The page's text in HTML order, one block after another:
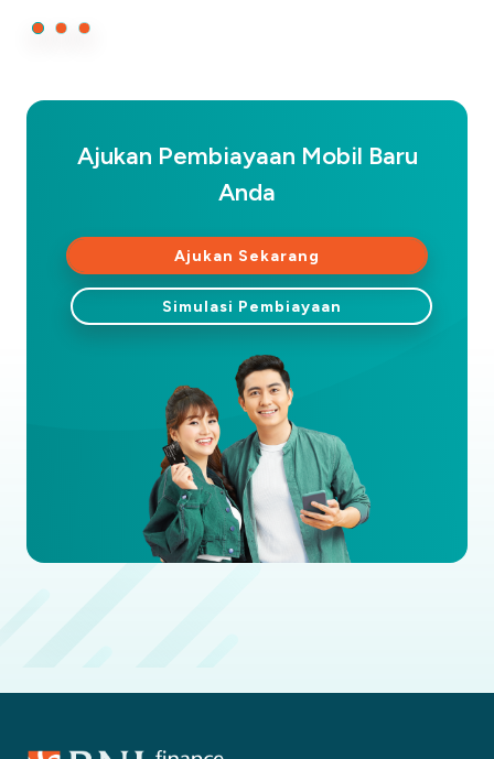
Ajukan Pembiayaan Mobil Baru
Anda
Ajukan Sekarang
Simulasi Pembiayaan